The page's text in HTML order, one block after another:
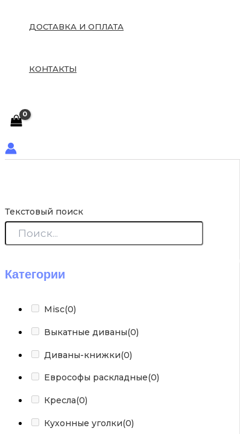
ДОСТАВКА И ОПЛАТА
КОНТАКТЫ
Текстовый поиск
Категории
Misc(0)
Выкатные диваны(0)
Диваны-книжки(0)
Еврософы раскладные(0)
Кресла(0)
Кухонные уголки(0)